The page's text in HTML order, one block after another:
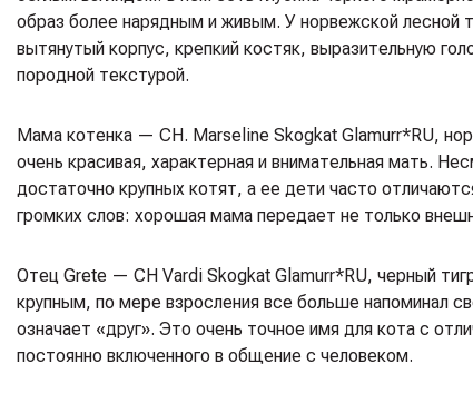
образ более нарядным и живым. У норвежской лесной
вытянутый корпус, крепкий костяк, выразительную
породной текстурой.
Мама котенка — CH. Marseline Skogkat Glamurr*RU,
очень красивая, характерная и внимательная мать.
достаточно крупных котят, а ее дети часто
громких слов: хорошая мама передает не только
Отец Grete — CH Vardi Skogkat Glamurr*RU, черный
крупным, по мере взросления все больше напоминал
означает «друг». Это очень точное имя для кота с
постоянно включенного в общение с человеком.